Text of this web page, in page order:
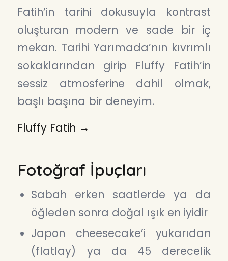
Fatih’in tarihi dokusuyla kontrast
oluşturan modern ve sade bir iç
mekan. Tarihi Yarımada’nın kıvrımlı
sokaklarından girip Fluffy Fatih’in
sessiz atmosferine dahil olmak,
başlı başına bir deneyim.
Fluffy Fatih →
Fotoğraf İpuçları
Sabah erken saatlerde ya da
öğleden sonra doğal ışık en iyidir
Japon cheesecake’i yukarıdan
(flatlay) ya da 45 derecelik